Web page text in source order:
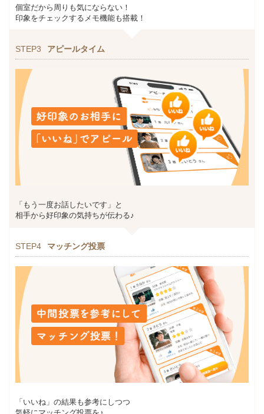
個室だから周りも気にならない！
印象をチェックするメモ機能も搭載！
STEP3 アピールタイム
「もう一度お話したいです」と
相手から好印象の気持ちが伝わる♪
STEP4 マッチング投票
「いいね」の結果も参考にしつつ